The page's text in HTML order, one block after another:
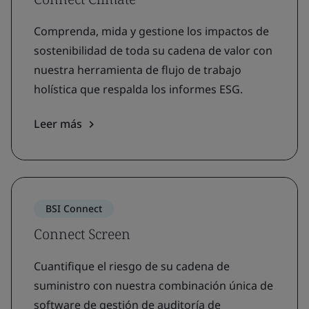
Comprenda, mida y gestione los impactos de
sostenibilidad de toda su cadena de valor con
nuestra herramienta de flujo de trabajo
holística que respalda los informes ESG.
Leer más
BSI Connect
Connect Screen
Cuantifique el riesgo de su cadena de
suministro con nuestra combinación única de
software de gestión de auditoría de